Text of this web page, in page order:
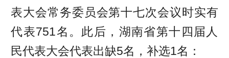
表大会常务委员会第十七次会议时实有
代表751名。此后，湖南省第十四届人
民代表大会代表出缺5名，补选1名：